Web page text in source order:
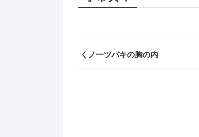
くノ一ツバキの胸の内